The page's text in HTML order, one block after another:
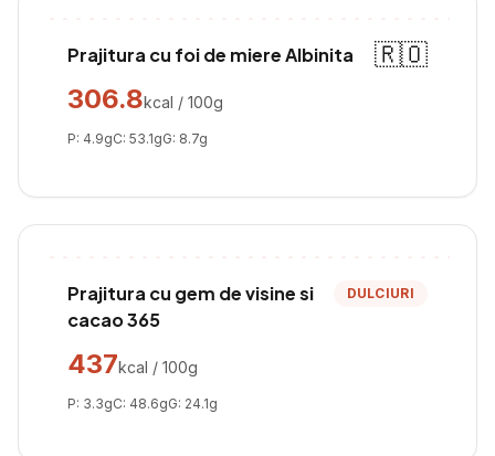
Prajitura cu foi de miere Albinita
🇷🇴
306.8kcal / 100g
P: 4.9gC: 53.1gG: 8.7g
Prajitura cu gem de visine si
cacao 365
DULCIURI
437kcal / 100g
P: 3.3gC: 48.6gG: 24.1g